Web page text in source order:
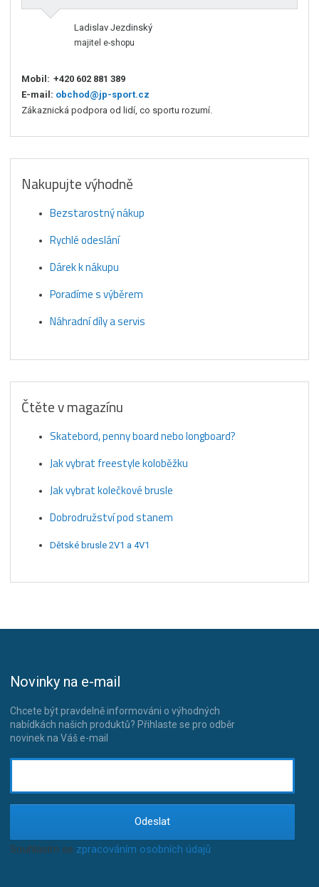
Ladislav Jezdinský
majitel e-shopu
Mobil: +420 602 881 389
E-mail: obchod@jp-sport.cz
Zákaznická podpora od lidí, co sportu rozumí.
Nakupujte výhodně
Bezstarostný nákup
Rychlé odeslání
Dárek k nákupu
Poradíme s výběrem
Náhradní díly a servis
Čtěte v magazínu
Skatebord, penny board nebo longboard?
Jak vybrat freestyle koloběžku
Jak vybrat kolečkové brusle
Dobrodružství pod stanem
Dětské brusle 2V1 a 4V1
Novinky na e-mail
Chcete být pravdelně informováni o výhodných
nabídkách našich produktů? Přihlaste se pro odběr
novinek na Váš e-mail
Odeslat
Souhlasím se zpracováním osobních údajů.